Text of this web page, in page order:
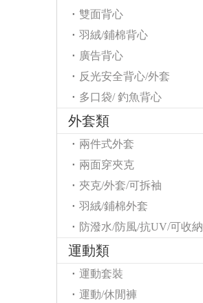
雙面背心
羽絨/鋪棉背心
廣告背心
反光安全背心/外套
多口袋/ 釣魚背心
外套類
兩件式外套
兩面穿夾克
夾克/外套/可拆袖
羽絨/鋪棉外套
防潑水/防風/抗UV/可收納
運動類
運動套裝
運動/休閒褲